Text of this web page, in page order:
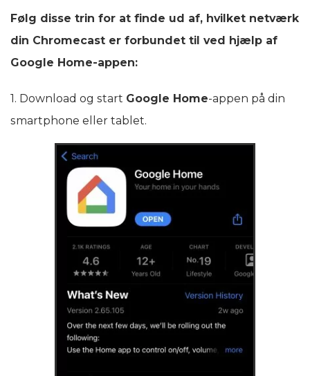
Følg disse trin for at finde ud af, hvilket netværk
din Chromecast er forbundet til ved hjælp af
Google Home-appen:
1. Download og start Google Home-appen på din
smartphone eller tablet.